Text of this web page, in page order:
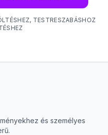
TESTRESZABÁSHOZ
és személyes